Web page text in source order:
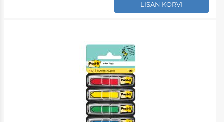
LISAN KORVI